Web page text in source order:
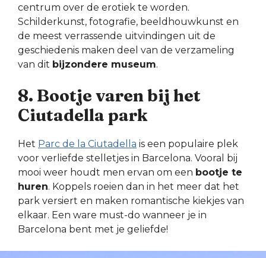
centrum over de erotiek te worden.
Schilderkunst, fotografie, beeldhouwkunst en
de meest verrassende uitvindingen uit de
geschiedenis maken deel van de verzameling
van dit bijzondere museum.
8. Bootje varen bij het
Ciutadella park
Het Parc de la Ciutadella is een populaire plek
voor verliefde stelletjes in Barcelona. Vooral bij
mooi weer houdt men ervan om een bootje te
huren. Koppels roeien dan in het meer dat het
park versiert en maken romantische kiekjes van
elkaar. Een ware must-do wanneer je in
Barcelona bent met je geliefde!